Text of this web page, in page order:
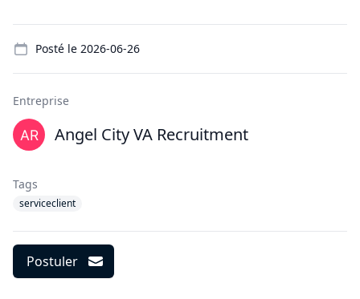
Posté le 2026-06-26
Entreprise
Angel City VA Recruitment
Tags
serviceclient
Postuler